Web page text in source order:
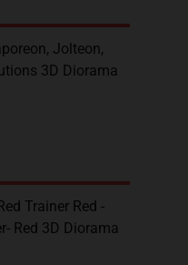
Jolteon,
3D Diorama
Trainer Red -
Red 3D Diorama